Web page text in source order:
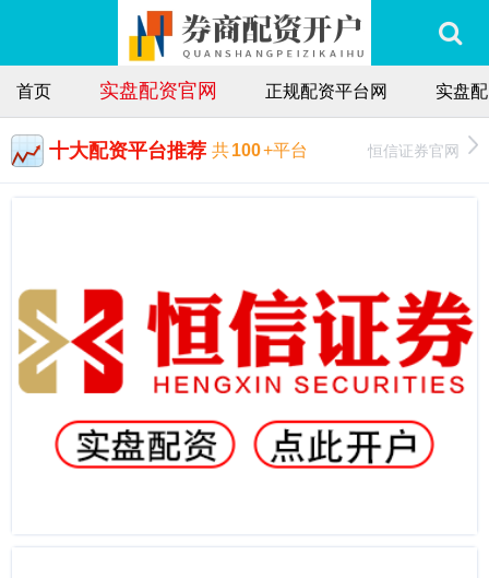
首页 实盘配资官网 正规配资平台网 实盘
十大配资平台推荐 共100+平台 恒信证券官网